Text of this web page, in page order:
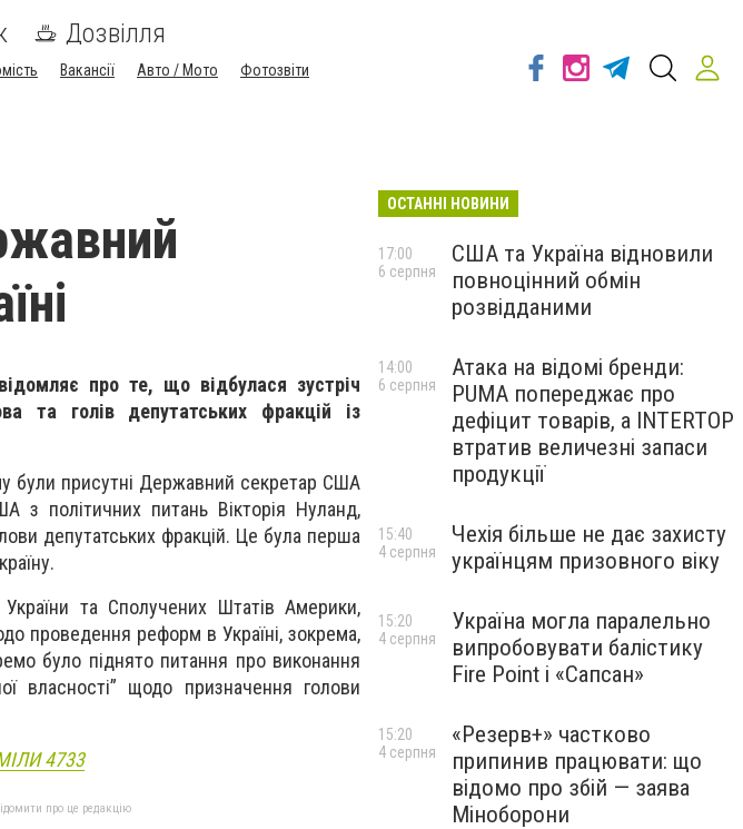
Дозвілля
Вакансії Авто / Мото
Фотозвіти
про те, що відбулася зустріч
та голів депутатських фракцій із
були присутні Державний секретар США
з політичних питань Вікторія Нуланд,
депутатських фракцій. Це була перша
України та Сполучених Штатів Америки,
проведення реформ в Україні, зокрема,
було піднято питання про виконання
власності” щодо призначення голови
4733
про це редакцію
ОСТАННІ НОВИНИ
США та Україна відновили
повноцінний обмін
розвідданими
17:00
6 серпня
Атака на відомі бренди:
PUMA попереджає про
дефіцит товарів, а INTERTOP
втратив величезні запаси
продукції
14:00
6 серпня
Чехія більше не дає захисту
українцям призовного віку
15:40
4 серпня
Україна могла паралельно
випробовувати балістику
Fire Point і «Сапсан»
15:20
4 серпня
«Резерв+» частково
припинив працювати: що
відомо про збій — заява
Міноборони
15:20
4 серпня